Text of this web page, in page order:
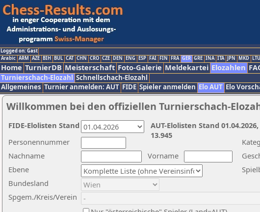
Logged on: Gast
Arabic ARM AZE BIH BUL CAT CHN CRO CZE DEN ENG ESP FAI FIN FRA GER GRE INA ITA JPN MKD LTU
Home TurnierDB Meisterschaft Foto-Galerie Meldekartei Elozahlen
Turnierschach-Elozahl Schnellschach-Elozahl
Allgemeines Turnier anmelden: AUT FIDE Spieler anmelden Elo AUT Elo
Willkommen bei den offiziellen Turnierschach-
Nachname
Vorname
Ebene
Personennummer
Bundesland
Spgem./Kreis/Verein
AUT-Elolisten Stand
13.945
FIDE-Elolisten Stand